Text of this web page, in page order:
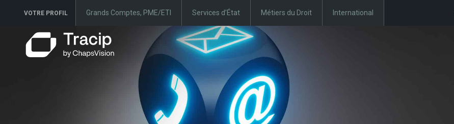
VOTRE PROFIL Grands Comptes, PME/ETI Services d’État Métiers du Droit International